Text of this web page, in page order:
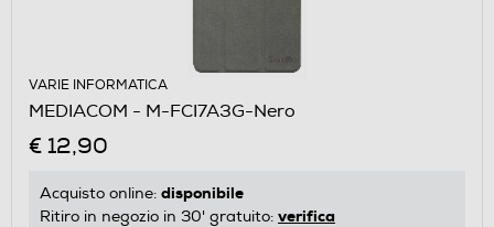
VARIE INFORMATICA
MEDIACOM - M-FCI7A3G-Nero
€ 12,90
Acquisto online: disponibile
Ritiro in negozio in 30' gratuito: verifica